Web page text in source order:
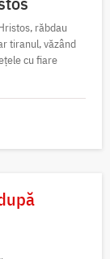
răbdau
tiranul, văzând
cu fiare